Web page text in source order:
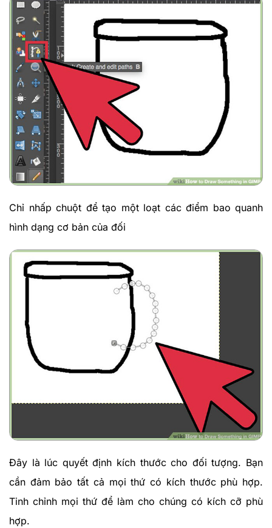
Chỉ nhấp chuột để tạo một loạt các điểm bao quanh
hình dạng cơ bản của đối
Đây là lúc quyết định kích thước cho đối tượng. Bạn
cần đảm bảo tất cả mọi thứ có kích thước phù hợp.
Tinh chỉnh mọi thứ để làm cho chúng có kích cỡ phù
hợp.